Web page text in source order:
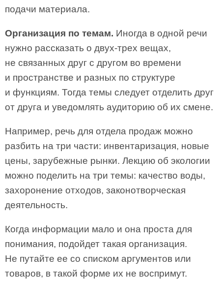
подачи материала.
Организация по темам. Иногда в одной речи
нужно рассказать о двух-­трех вещах,
не связанных друг с другом во времени
и пространстве и разных по структуре
и функциям. Тогда темы следует отделить друг
от друга и уведомлять аудиторию об их смене.
Например, речь для отдела продаж можно
разбить на три части: инвентаризация, новые
цены, зарубежные рынки. Лекцию об экологии
можно поделить на три темы: качество воды,
захоронение отходов, законотворческая
деятельность.
Когда информации мало и она проста для
понимания, подойдет такая организация.
Не путайте ее со списком аргументов или
товаров, в такой форме их не воспримут.